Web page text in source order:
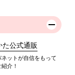
た公式通販
ットが自信をもって
介！